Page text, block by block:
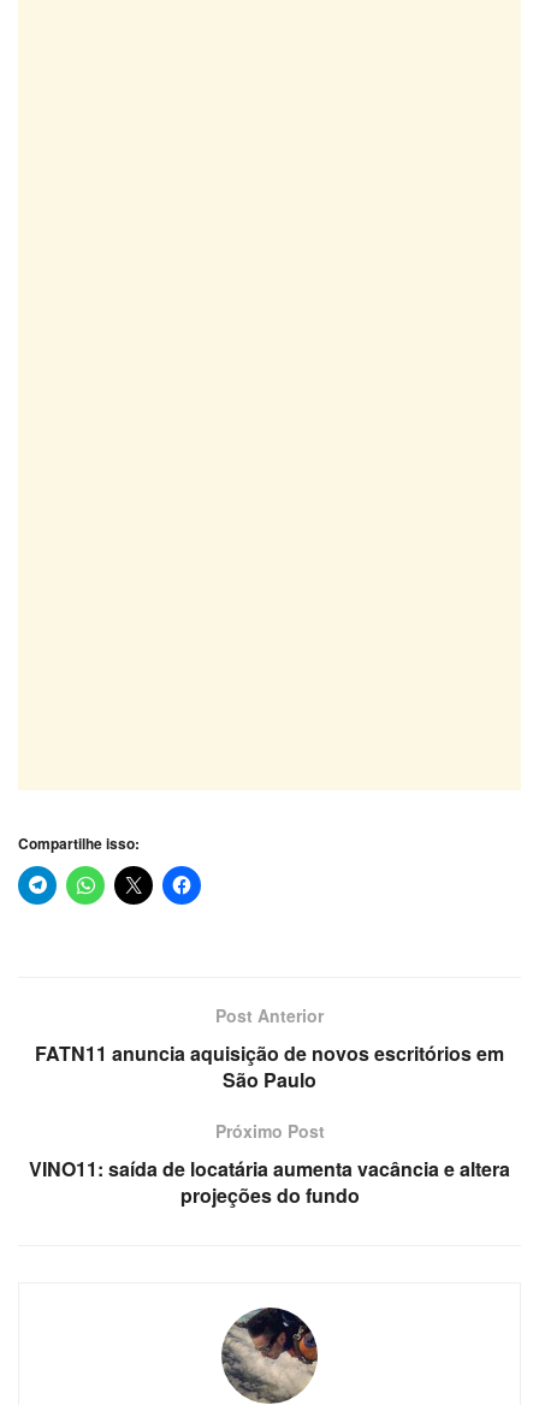
Compartilhe isso:
Post Anterior
FATN11 anuncia aquisição de novos escritórios em
São Paulo
Próximo Post
VINO11: saída de locatária aumenta vacância e altera
projeções do fundo